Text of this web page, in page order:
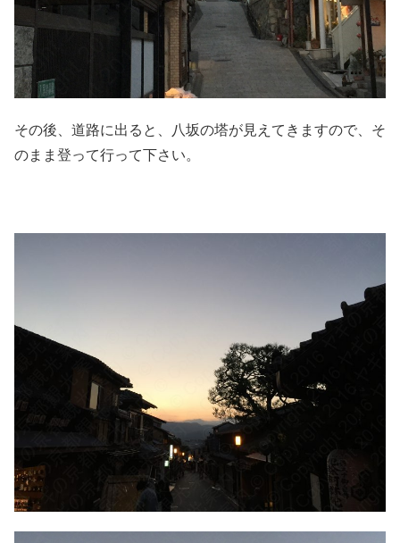
その後、道路に出ると、八坂の塔が見えてきますので、そ
のまま登って行って下さい。